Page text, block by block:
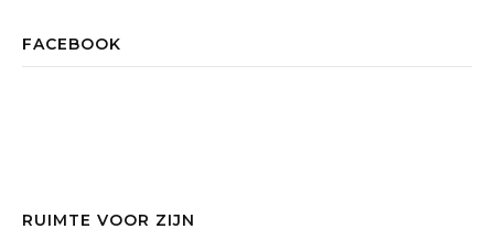
FACEBOOK
RUIMTE VOOR ZIJN